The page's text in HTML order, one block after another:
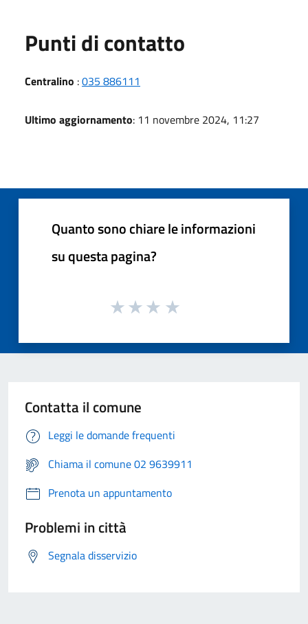
Punti di contatto
Centralino :035 886111
Ultimo aggiornamento: 11 novembre 2024, 11:27
Quanto sono chiare le informazioni
su questa pagina?
Contatta il comune
Leggi le domande frequenti
Chiama il comune 02 9639911
Prenota un appuntamento
Problemi in città
Segnala disservizio